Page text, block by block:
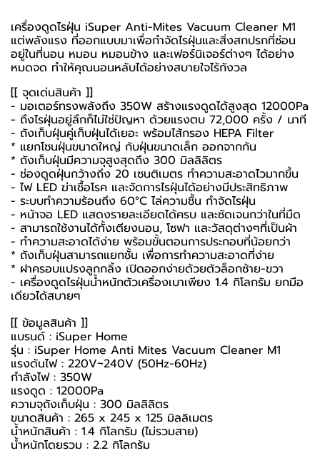
เครื่องดูดไรฝุ่น iSuper Anti-Mites Vacuum Cleaner M1
แต่พลังแรง ที่ออกแบบมาเพื่อกำจัดไรฝุ่นและสิ่งสกปรกที่ซ่อน
อยู่ในที่นอน หมอน หมอนข้าง และเฟอร์นิเจอร์ต่างๆ ได้อย่าง
หมดจด ทำให้คุณนอนหลับได้อย่างสบายใจไร้กังวล
[[ จุดเด่นสินค้า ]]
- มอเตอร์ทรงพลังถึง 350W สร้างแรงดูดได้สูงสุด 12000Pa
- ถึงไรฝุ่นอยู่ลึกก็ไม่ใช่ปัญหา ด้วยแรงตบ 72,000 ครั้ง / นาที
- ถังเก็บฝุ่นคู่เก็บฝุ่นได้เยอะ พร้อมไส้กรอง HEPA Filter
* แยกโซนฝุ่นขนาดใหญ่ กับฝุ่นขนาดเล็ก ออกจากกัน
* ถังเก็บฝุ่นมีความจุสูงสุดถึง 300 มิลลิลิตร
- ช่องดูดฝุ่นกว้างถึง 20 เซนติเมตร ทำความสะอาดไวมากขึ้น
- ไฟ LED ฆ่าเชื้อโรค และจัดการไรฝุ่นได้อย่างมีประสิทธิภาพ
- ระบบทำความร้อนถึง 60°C ไล่ความชื้น กำจัดไรฝุ่น
- หน้าจอ LED แสดงรายละเอียดได้ครบ และชัดเจนกว่าในที่มืด
- สามารถใช้งานได้ทั้งเตียงนอน, โซฟา และวัสดุต่างๆที่เป็นผ้า
- ทำความสะอาดได้ง่าย พร้อมขั้นตอนการประกอบที่น้อยกว่า
* ถังเก็บฝุ่นสามารถแยกชั้น เพื่อการทำความสะอาดที่ง่าย
* ฝาครอบแปรงลูกกลิ้ง เปิดออกง่ายด้วยตัวล็อกซ้าย-ขวา
- เครื่องดูดไรฝุ่นน้ำหนักตัวเครื่องเบาเพียง 1.4 กิโลกรัม ยกมือ
เดียวได้สบายๆ
[[ ข้อมูลสินค้า ]]
แบรนด์ : iSuper Home
รุ่น : iSuper Home Anti Mites Vacuum Cleaner M1
แรงดันไฟ : 220V~240V (50Hz-60Hz)
กำลังไฟ : 350W
แรงดูด : 12000Pa
ความจุถังเก็บฝุ่น : 300 มิลลิลิตร
ขนาดสินค้า : 265 x 245 x 125 มิลลิเมตร
น้ำหนักสินค้า : 1.4 กิโลกรัม (ไม่รวมสาย)
น้ำหนักโดยรวม : 2.2 กิโลกรัม